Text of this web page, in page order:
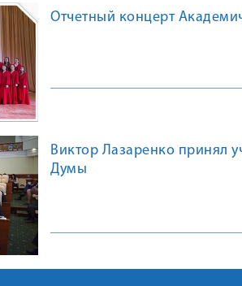
Отчетный концерт
Виктор Лазаренко принял
Думы